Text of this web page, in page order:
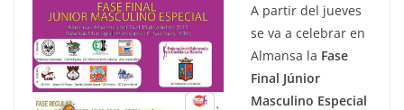
A partir del jueves
se va a celebrar en
Almansa la Fase
Final Júnior
Masculino Especial